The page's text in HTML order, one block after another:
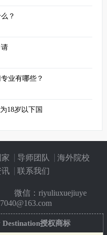
？
业有哪些？
18岁以下国
导师团队
海外院校
讯 联系我们
微信：riyuliuxuejiuye
Destination授权商标